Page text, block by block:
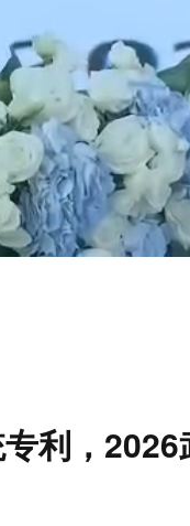
利，